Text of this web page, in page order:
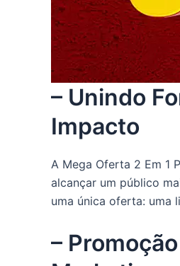
– Unindo
Impacto
A Mega Oferta 2 Em 1
alcançar um público
uma única oferta: uma
–